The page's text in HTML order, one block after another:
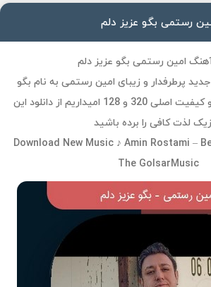
رستمی بگو عزیز دلم
آهنگ امین رستمی بگو عزیز دلم
پرطرفدار و زیبای امین رستمی به نام بگو
عزیز دلم با تکست و دو کیفیت اصلی 320 و 128 امیداریم از دانلود این
لذت کافی را برده باشید
Download New Music ♪ Amin Rostami –
The GolsarMusic